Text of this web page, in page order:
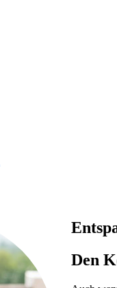
Den